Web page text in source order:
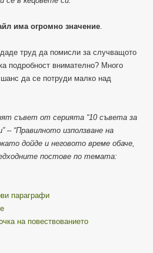
има огромно значение.
труд да помисли за случващото
подробност внимателно? Много
да се потруди малко над
съвет от серията “10 съвета за
– “Правилното използване на
дойде и неговото време обаче,
постове по темата:
параграфи
на повествованието